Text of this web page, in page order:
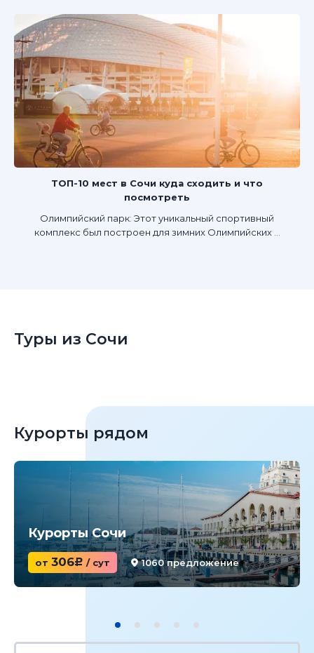
ТОП-10 мест в Сочи куда сходить и что
посмотреть
Олимпийский парк: Этот уникальный спортивный
комплекс был построен для зимних Олимпийских ...
Туры из Сочи
Курорты рядом
Курорты Сочи
от 306c / сут 1060 предложение